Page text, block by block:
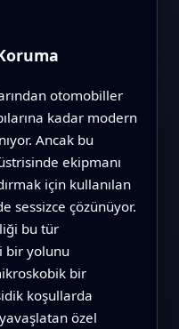
otomobiller
kadar modern
Ancak bu
ekipmanı
için kullanılan
sessizce çözünüyor.
bu tür
bir yolunu
bir
koşullarda
özel